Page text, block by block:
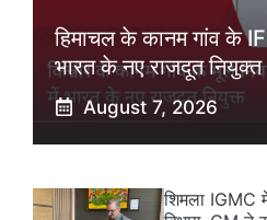
हिमाचल के कानम गांव के
भारत के नए राजदूत नियुक्त
August 7, 2026
शिमला IGMC में